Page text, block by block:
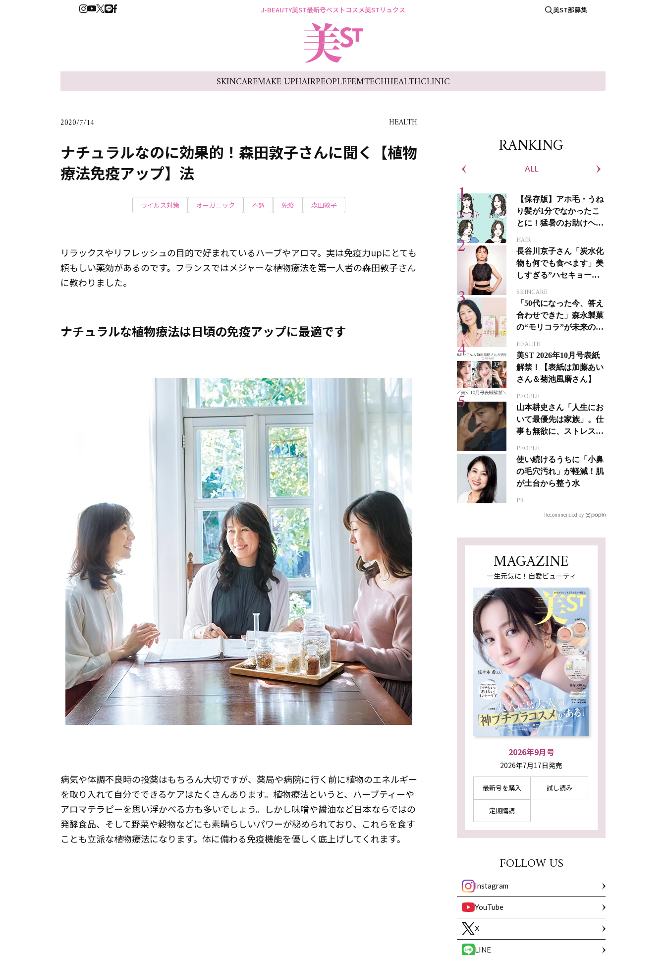
J-BEAUTY美ST最新号ベストコスメ美STリュクス 美ST部募集
SKINCAREMAKE UPHAIRPEOPLEFEMTECHHEALTHCLINIC
2020/7/14 HEALTH
ナチュラルなのに効果的！森田敦子さんに聞く【植物
療法免疫アップ】法
ウイルス対策 オーガニック 不調 免疫 森田敦子
リラックスやリフレッシュの目的で好まれているハーブやアロマ。実は免疫力upにとても
頼もしい薬効があるのです。フランスではメジャーな植物療法を第一人者の森田敦子さん
に教わりました。
ナチュラルな植物療法は日頃の免疫アップに最適です
病気や体調不良時の投薬はもちろん大切ですが、薬局や病院に行く前に植物のエネルギー
を取り入れて自分でできるケアはたくさんあります。植物療法というと、ハーブティーや
アロマテラピーを思い浮かべる方も多いでしょう。しかし味噌や醤油など日本ならではの
発酵食品、そして野菜や穀物などにも素晴らしいパワーが秘められており、これらを食す
ことも立派な植物療法になります。体に備わる免疫機能を優しく底上げしてくれます。
RANKING
ALL
【保存版】アホ毛・うね
り髪が1分でなかったこ
とに！猛暑のお助けヘア
HAIR
長谷川京子さん「炭水化
物も何でも食べます」美
しすぎる”ハセキョーボ
SKINCARE
「50代になった今、答え
合わせできた」森永製菓
の“モリコラ”が未来のキ
HEALTH
美ST 2026年10月号表紙
解禁！【表紙は加藤あい
さん＆菊池風磨さん】
PEOPLE
山本耕史さん「人生にお
いて最優先は家族」。仕
事も無欲に、ストレスを
PEOPLE
使い続けるうちに「小鼻
の毛穴汚れ」が軽減！肌
が土台から整う水
PR
Recommended by
MAGAZINE
一生元気に！自愛ビューティ
2026年9月号
2026年7月17日発売
最新号を購入 試し読み
定期購読
FOLLOW US
Instagram
YouTube
X
LINE